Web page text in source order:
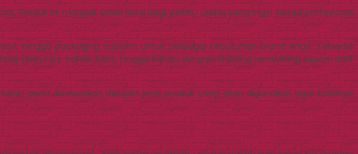
Produk ini menjadi solusi ideal bagi pelaku usaha yang ingin tampil profesional
hingga packaging custom untuk berbagai kebutuhan brand Anda. Tersedia
(recycle), bahan kraft, hingga bahan dengan finishing laminating seperti doff
perlu disesuaikan dengan jenis produk yang akan digunakan agar hasilnya